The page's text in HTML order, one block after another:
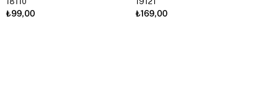
₺99,00 ₺169,00